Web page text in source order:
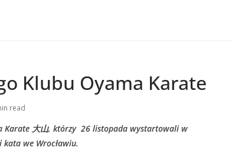
Klubu Oyama Karate
read
Karate 大山, którzy 26 listopada wystartowali w
we Wrocławiu.